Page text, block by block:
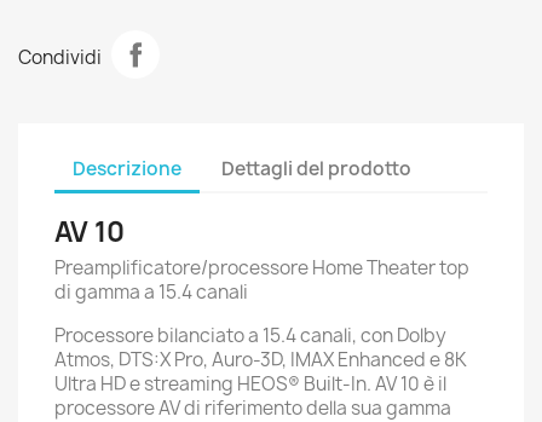
Condividi
Descrizione Dettagli del prodotto
AV 10
Preamplificatore/processore Home Theater top
di gamma a 15.4 canali
Processore bilanciato a 15.4 canali, con Dolby
Atmos, DTS:X Pro, Auro-3D, IMAX Enhanced e 8K
Ultra HD e streaming HEOS® Built-In. AV 10 è il
processore AV di riferimento della sua gamma